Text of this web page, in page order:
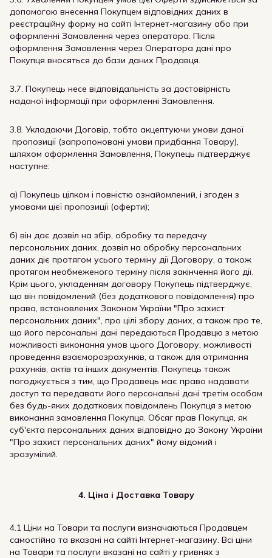
допомогою внесення Покупцем відповідних даних в
реєстраційну форму на сайті Інтернет-магазину або при
оформленні Замовлення через оператора. Після
оформлення Замовлення через Оператора дані про
Покупця вносяться до бази даних Продавця.
3.7. Покупець несе відповідальність за достовірність
наданої інформації при оформленні Замовлення.
3.8. Укладаючи Договір, тобто акцептуючи умови даної
пропозиції (запропоновані умови придбання Товару),
шляхом оформлення Замовлення, Покупець підтверджує
наступне:
а) Покупець цілком і повністю ознайомлений, і згоден з
умовами цієї пропозиції (оферти);
б) він дає дозвіл на збір, обробку та передачу
персональних даних, дозвіл на обробку персональних
даних діє протягом усього терміну дії Договору, а також
протягом необмеженого терміну після закінчення його дії.
Крім цього, укладенням договору Покупець підтверджує,
що він повідомлений (без додаткового повідомлення) про
права, встановлених Законом України "Про захист
персональних даних", про цілі збору даних, а також про те,
що його персональні дані передаються Продавцю з метою
можливості виконання умов цього Договору, можливості
проведення взаєморозрахунків, а також для отримання
рахунків, актів та інших документів. Покупець також
погоджується з тим, що Продавець має право надавати
доступ та передавати його персональні дані третім особам
без будь-яких додаткових повідомлень Покупця з метою
виконання замовлення Покупця. Обсяг прав Покупця, як
суб'єкта персональних даних відповідно до Закону України
"Про захист персональних даних" йому відомий і
зрозумілий.
4. Ціна і Доставка Товару
4.1 Ціни на Товари та послуги визначаються Продавцем
самостійно та вказані на сайті Інтернет-магазину. Всі ціни
на Товари та послуги вказані на сайті у гривнях з